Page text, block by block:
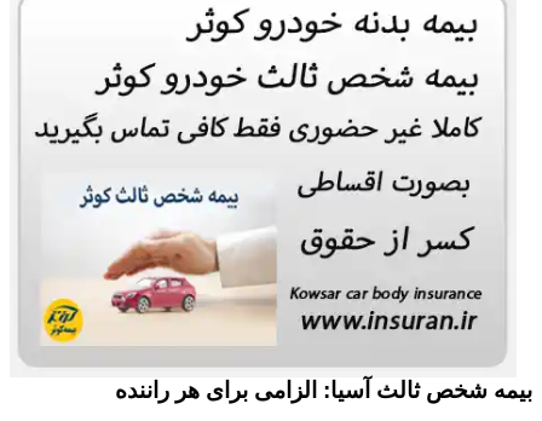
بیمه شخص ثالث آسیا: الزامی برای هر راننده